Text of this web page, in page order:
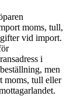
moms, tull,
vid import.
i
men
moms, tull eller